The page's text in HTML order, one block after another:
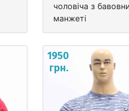
чоловіча з
манжеті
1950
грн.